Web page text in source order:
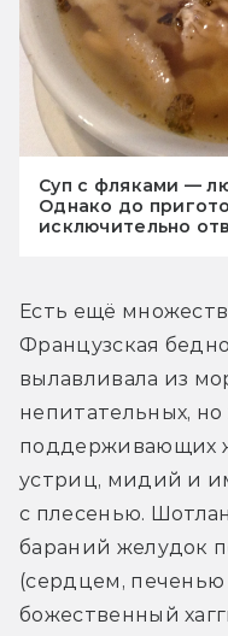
Суп с фляками —
Однако до
исключительно
Есть ещё
Французская
вылавливала из
непитательных, но
поддерживающих
устриц, мидий и
с плесенью.
бараний желудок
(сердцем, печенью
божественный